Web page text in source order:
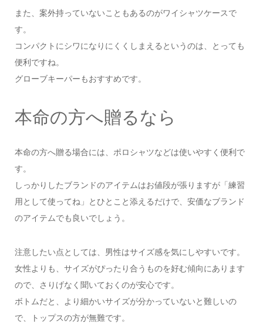
また、案外持っていないこともあるのがワイシャツケースで
す。
コンパクトにシワになりにくくしまえるというのは、とっても
便利ですね。
グローブキーパーもおすすめです。
本命の方へ贈るなら
本命の方へ贈る場合には、ポロシャツなどは使いやすく便利で
す。
しっかりしたブランドのアイテムはお値段が張りますが「練習
用として使ってね」とひとこと添えるだけで、安価なブランド
のアイテムでも良いでしょう。
注意したい点としては、男性はサイズ感を気にしやすいです。
女性よりも、サイズがぴったり合うものを好む傾向にあります
ので、さりげなく聞いておくのが安心です。
ボトムだと、より細かいサイズが分かっていないと難しいの
で、トップスの方が無難です。